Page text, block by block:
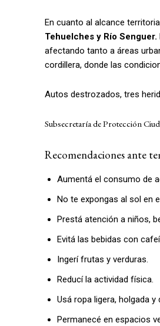
En cuanto al alcance
Tehuelches y Río Senguer.
afectando tanto a áreas
cordillera, donde las
Autos destrozados, tres
Subsecretaría de Protección
Recomendaciones ante
Aumentá el consumo de
No te expongas al sol en
Prestá atención a niños,
Evitá las bebidas con
Ingerí frutas y verduras.
Reducí la actividad física.
Usá ropa ligera, holgada
Permanecé en espacios